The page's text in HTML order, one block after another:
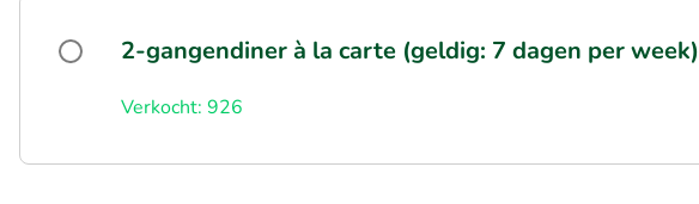
2-gangendiner à la carte (geldig: 7 dagen per week)
Verkocht: 926